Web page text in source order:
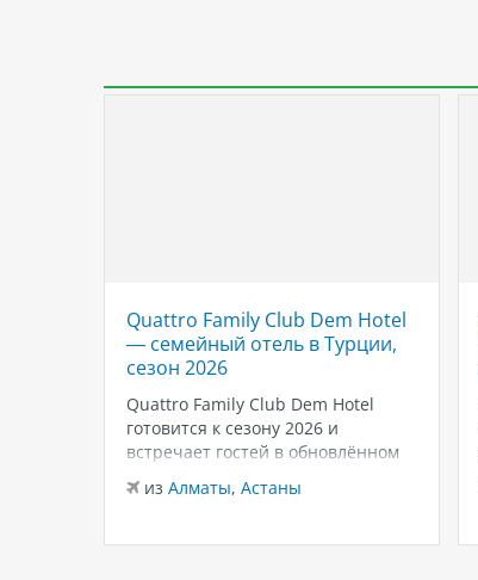
Quattro Family Club Dem Hotel
— семейный отель в Турции,
сезон 2026
Quattro Family Club Dem Hotel
готовится к сезону 2026 и
встречает гостей в обновлённом
формате, делая ставку на
повышенный комфорт,
спокойного семейного отдыха у
из Алматы, Астаны